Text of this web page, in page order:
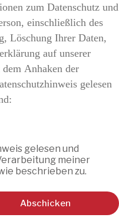
zum Datenschutz und
einschließlich des
Löschung Ihrer Daten,
auf unserer
Anhaken der
gelesen
gelesen und
meiner
beschrieben zu.
Abschicken